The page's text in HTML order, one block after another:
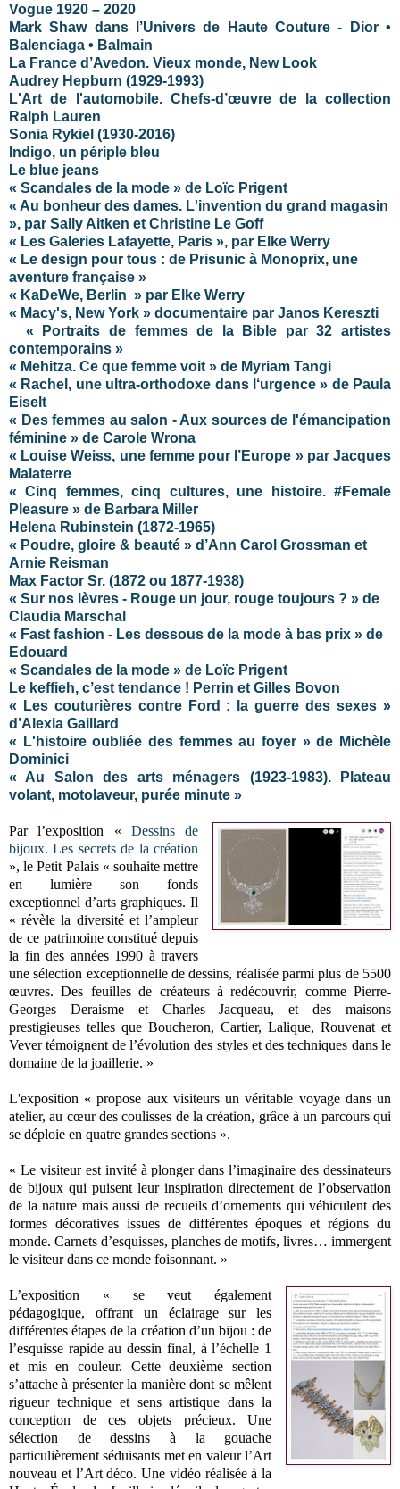
Vogue 1920 – 2020
Mark Shaw dans l’Univers de Haute Couture - Dior •
Balenciaga • Balmain
La France d’Avedon. Vieux monde, New Look
Audrey Hepburn (1929-1993)
L'Art de l'automobile. Chefs-d’œuvre de la collection
Ralph Lauren
Sonia Rykiel (1930-2016)
Indigo, un périple bleu
Le blue jeans
« Scandales de la mode » de Loïc Prigent
« Au bonheur des dames. L'invention du grand magasin
», par Sally Aitken et Christine Le Goff
« Les Galeries Lafayette, Paris », par Elke Werry
« Le design pour tous : de Prisunic à Monoprix, une
aventure française »
« KaDeWe, Berlin » par Elke Werry
« Macy's, New York » documentaire par Janos Kereszti
« Portraits de femmes de la Bible par 32 artistes
contemporains »
« Mehitza. Ce que femme voit » de Myriam Tangi
« Rachel, une ultra-orthodoxe dans l‘urgence » de Paula
Eiselt
« Des femmes au salon - Aux sources de l'émancipation
féminine » de Carole Wrona
« Louise Weiss, une femme pour l’Europe » par Jacques
Malaterre
« Cinq femmes, cinq cultures, une histoire. #Female
Pleasure » de Barbara Miller
Helena Rubinstein (1872-1965)
« Poudre, gloire & beauté » d’Ann Carol Grossman et
Arnie Reisman
Max Factor Sr. (1872 ou 1877-1938)
« Sur nos lèvres - Rouge un jour, rouge toujours ? » de
Claudia Marschal
« Fast fashion - Les dessous de la mode à bas prix » de
Edouard
« Scandales de la mode » de Loïc Prigent
Le keffieh, c’est tendance ! Perrin et Gilles Bovon
« Les couturières contre Ford : la guerre des sexes »
d’Alexia Gaillard
« L'histoire oubliée des femmes au foyer » de Michèle
Dominici
« Au Salon des arts ménagers (1923-1983). Plateau
volant, motolaveur, purée minute »
Par l’exposition « Dessins de
bijoux. Les secrets de la création
», le Petit Palais « souhaite mettre
en lumière son fonds
exceptionnel d’arts graphiques. Il
« révèle la diversité et l’ampleur
de ce patrimoine constitué depuis
la fin des années 1990 à travers
une sélection exceptionnelle de dessins, réalisée parmi plus de 5500
œuvres. Des feuilles de créateurs à redécouvrir, comme Pierre-
Georges Deraisme et Charles Jacqueau, et des maisons
prestigieuses telles que Boucheron, Cartier, Lalique, Rouvenat et
Vever témoignent de l’évolution des styles et des techniques dans le
domaine de la joaillerie. »
L'exposition « propose aux visiteurs un véritable voyage dans un
atelier, au cœur des coulisses de la création, grâce à un parcours qui
se déploie en quatre grandes sections ».
« Le visiteur est invité à plonger dans l’imaginaire des dessinateurs
de bijoux qui puisent leur inspiration directement de l’observation
de la nature mais aussi de recueils d’ornements qui véhiculent des
formes décoratives issues de différentes époques et régions du
monde. Carnets d’esquisses, planches de motifs, livres… immergent
le visiteur dans ce monde foisonnant. »
L’exposition « se veut également
pédagogique, offrant un éclairage sur les
différentes étapes de la création d’un bijou : de
l’esquisse rapide au dessin final, à l’échelle 1
et mis en couleur. Cette deuxième section
s’attache à présenter la manière dont se mêlent
rigueur technique et sens artistique dans la
conception de ces objets précieux. Une
sélection de dessins à la gouache
particulièrement séduisants met en valeur l’Art
nouveau et l’Art déco. Une vidéo réalisée à la